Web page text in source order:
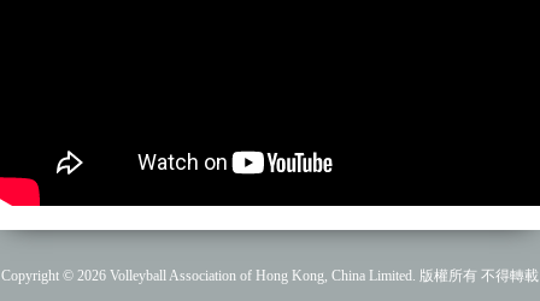
Copyright © 2026 Volleyball Association of Hong Kong, China Limited. 版權所有 不得轉載